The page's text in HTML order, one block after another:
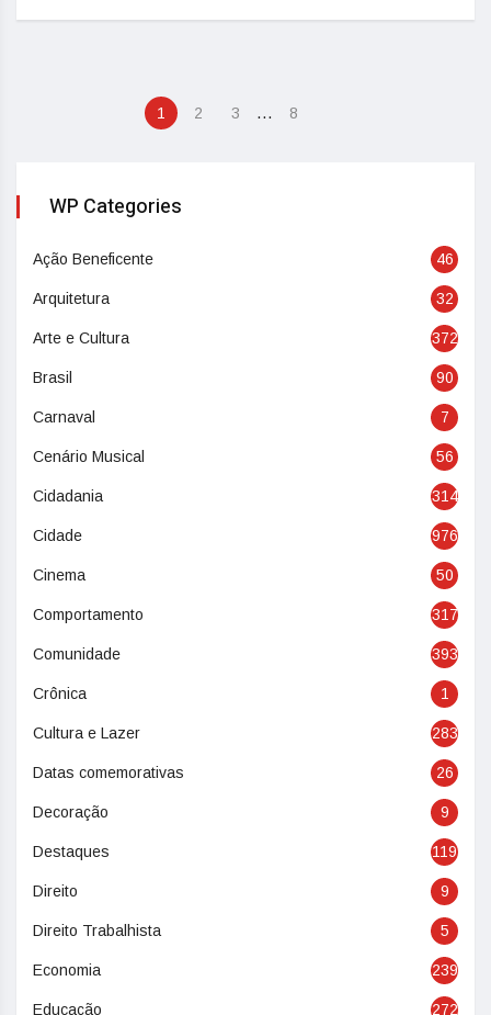
1 2 3 … 8
WP Categories
Ação Beneficente 46
Arquitetura 32
Arte e Cultura 372
Brasil 90
Carnaval 7
Cenário Musical 56
Cidadania 314
Cidade 976
Cinema 50
Comportamento 317
Comunidade 393
Crônica 1
Cultura e Lazer 283
Datas comemorativas 26
Decoração 9
Destaques 119
Direito 9
Direito Trabalhista 5
Economia 239
Educação 272